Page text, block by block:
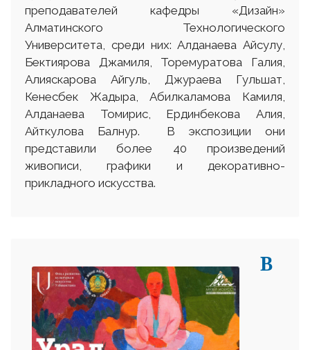
преподавателей кафедры «Дизайн»
Алматинского Технологического
Университета, среди них: Алданаева Айсулу,
Бектиярова Джамиля, Торемуратова Галия,
Алияскарова Айгуль, Джураева Гульшат,
Кенесбек Жадыра, Абилкаламова Камиля,
Алданаева Томирис, Ердинбекова Алия,
Айткулова Балнур. В экспозиции они
представили более 40 произведений
живописи, графики и декоративно-
прикладного искусства.
В